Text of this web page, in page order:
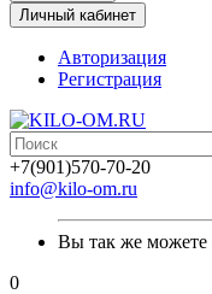
Личный кабинет
Авторизация
Регистрация
+7(901)570-70-20
info@kilo-om.ru
Вы так же можете
0